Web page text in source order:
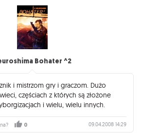
Bohater ^2
i mistrzom gry i graczom. Dużo
częściach z których są złożone
i wielu, wielu innych.
0 09.04.2008 14:29